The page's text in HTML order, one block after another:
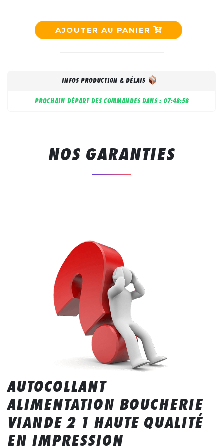
AJOUTER AU PANIER
INFOS PRODUCTION & DÉLAIS
PROCHAIN DÉPART DES COMMANDES DANS : 07:48:57
NOS GARANTIES
AUTOCOLLANT
ALIMENTATION BOUCHERIE
VIANDE 2 1 HAUTE QUALITÉ
EN IMPRESSION